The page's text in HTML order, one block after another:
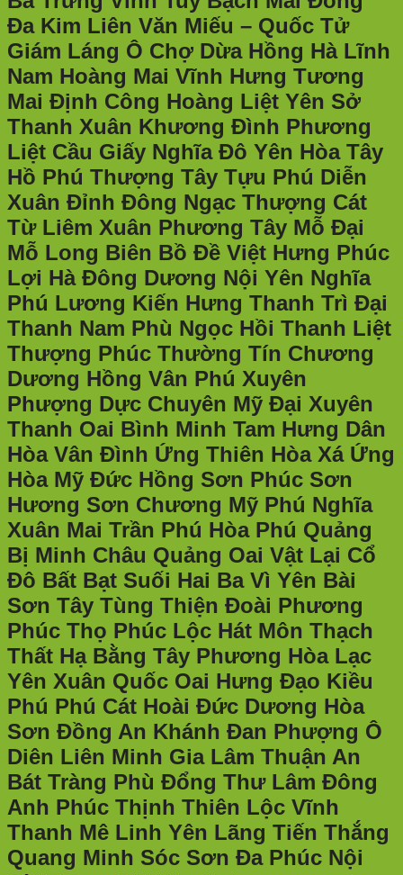
Đa Kim Liên Văn Miếu – Quốc Tử
Giám Láng Ô Chợ Dừa Hồng Hà Lĩnh
Nam Hoàng Mai Vĩnh Hưng Tương
Mai Định Công Hoàng Liệt Yên Sở
Thanh Xuân Khương Đình Phương
Liệt Cầu Giấy Nghĩa Đô Yên Hòa Tây
Hồ Phú Thượng Tây Tựu Phú Diễn
Xuân Đỉnh Đông Ngạc Thượng Cát
Từ Liêm Xuân Phương Tây Mỗ Đại
Mỗ Long Biên Bồ Đề Việt Hưng Phúc
Lợi Hà Đông Dương Nội Yên Nghĩa
Phú Lương Kiến Hưng Thanh Trì Đại
Thanh Nam Phù Ngọc Hồi Thanh Liệt
Thượng Phúc Thường Tín Chương
Dương Hồng Vân Phú Xuyên
Phượng Dực Chuyên Mỹ Đại Xuyên
Thanh Oai Bình Minh Tam Hưng Dân
Hòa Vân Đình Ứng Thiên Hòa Xá Ứng
Hòa Mỹ Đức Hồng Sơn Phúc Sơn
Hương Sơn Chương Mỹ Phú Nghĩa
Xuân Mai Trần Phú Hòa Phú Quảng
Bị Minh Châu Quảng Oai Vật Lại Cổ
Đô Bất Bạt Suối Hai Ba Vì Yên Bài
Sơn Tây Tùng Thiện Đoài Phương
Phúc Thọ Phúc Lộc Hát Môn Thạch
Thất Hạ Bằng Tây Phương Hòa Lạc
Yên Xuân Quốc Oai Hưng Đạo Kiều
Phú Phú Cát Hoài Đức Dương Hòa
Sơn Đồng An Khánh Đan Phượng Ô
Diên Liên Minh Gia Lâm Thuận An
Bát Tràng Phù Đổng Thư Lâm Đông
Anh Phúc Thịnh Thiên Lộc Vĩnh
Thanh Mê Linh Yên Lãng Tiến Thắng
Quang Minh Sóc Sơn Đa Phúc Nội